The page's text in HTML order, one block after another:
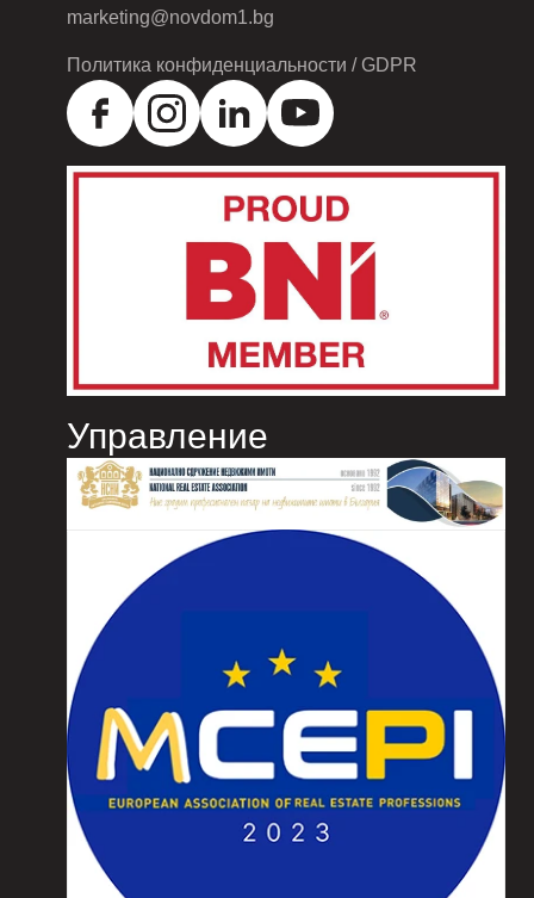
marketing@novdom1.bg
Политика конфиденциальности / GDPR
Управление